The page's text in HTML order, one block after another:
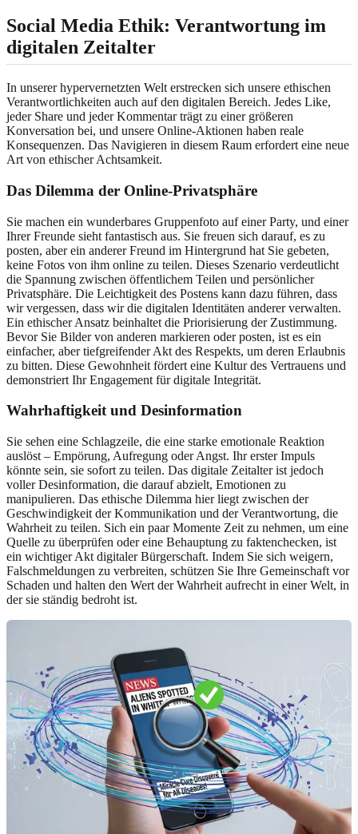
Social Media Ethik: Verantwortung im
digitalen Zeitalter
In unserer hypervernetzten Welt erstrecken sich unsere ethischen
Verantwortlichkeiten auch auf den digitalen Bereich. Jedes Like,
jeder Share und jeder Kommentar trägt zu einer größeren
Konversation bei, und unsere Online-Aktionen haben reale
Konsequenzen. Das Navigieren in diesem Raum erfordert eine neue
Art von ethischer Achtsamkeit.
Das Dilemma der Online-Privatsphäre
Sie machen ein wunderbares Gruppenfoto auf einer Party, und einer
Ihrer Freunde sieht fantastisch aus. Sie freuen sich darauf, es zu
posten, aber ein anderer Freund im Hintergrund hat Sie gebeten,
keine Fotos von ihm online zu teilen. Dieses Szenario verdeutlicht
die Spannung zwischen öffentlichem Teilen und persönlicher
Privatsphäre. Die Leichtigkeit des Postens kann dazu führen, dass
wir vergessen, dass wir die digitalen Identitäten anderer verwalten.
Ein ethischer Ansatz beinhaltet die Priorisierung der Zustimmung.
Bevor Sie Bilder von anderen markieren oder posten, ist es ein
einfacher, aber tiefgreifender Akt des Respekts, um deren Erlaubnis
zu bitten. Diese Gewohnheit fördert eine Kultur des Vertrauens und
demonstriert Ihr Engagement für digitale Integrität.
Wahrhaftigkeit und Desinformation
Sie sehen eine Schlagzeile, die eine starke emotionale Reaktion
auslöst – Empörung, Aufregung oder Angst. Ihr erster Impuls
könnte sein, sie sofort zu teilen. Das digitale Zeitalter ist jedoch
voller Desinformation, die darauf abzielt, Emotionen zu
manipulieren. Das ethische Dilemma hier liegt zwischen der
Geschwindigkeit der Kommunikation und der Verantwortung, die
Wahrheit zu teilen. Sich ein paar Momente Zeit zu nehmen, um eine
Quelle zu überprüfen oder eine Behauptung zu faktenchecken, ist
ein wichtiger Akt digitaler Bürgerschaft. Indem Sie sich weigern,
Falschmeldungen zu verbreiten, schützen Sie Ihre Gemeinschaft vor
Schaden und halten den Wert der Wahrheit aufrecht in einer Welt, in
der sie ständig bedroht ist.